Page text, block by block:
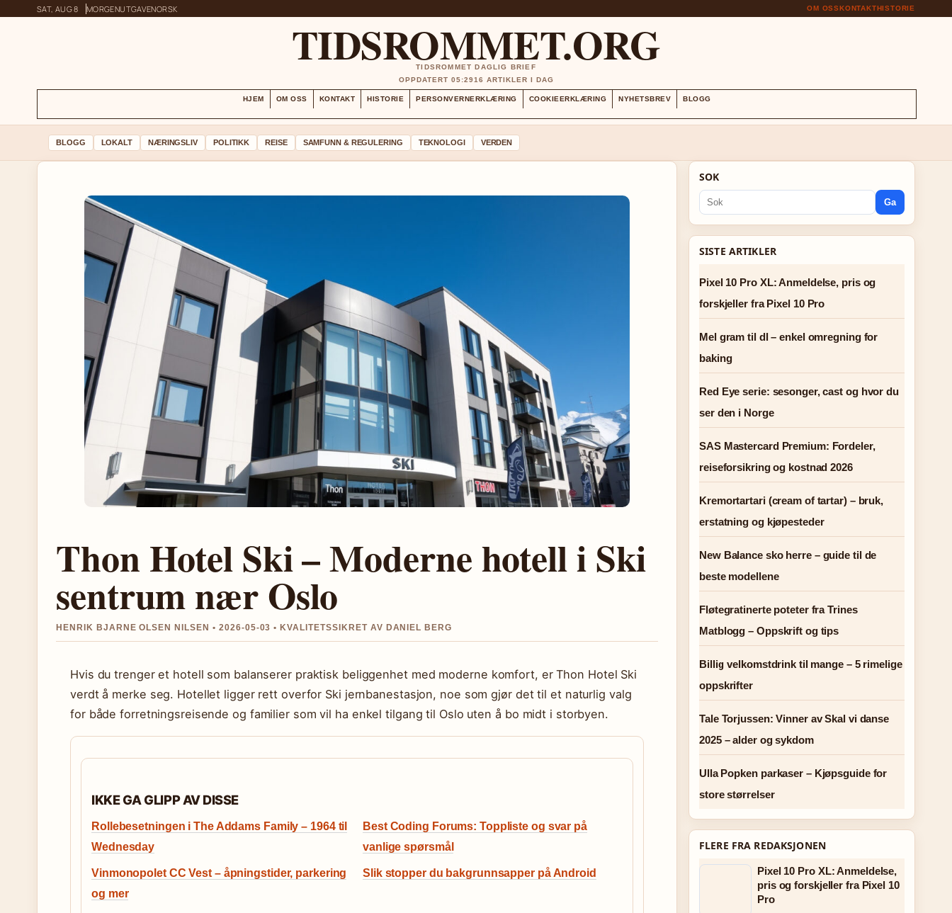
SAT, AUG 8 MORGENUTGAVENORSK OM OSSKONTAKTHISTORIE
TIDSROMMET.ORG
TIDSROMMET DAGLIG BRIEF
OPPDATERT 05:2916 ARTIKLER I DAG
HJEM OM OSS KONTAKT HISTORIE PERSONVERNERKLÆRING COOKIEERKLÆRING NYHETSBREV BLOGG
BLOGG LOKALT NÆRINGSLIV POLITIKK REISE SAMFUNN & REGULERING TEKNOLOGI VERDEN
Thon Hotel Ski – Moderne hotell i Ski
sentrum nær Oslo
HENRIK BJARNE OLSEN NILSEN • 2026-05-03 • KVALITETSSIKRET AV DANIEL BERG
Hvis du trenger et hotell som balanserer praktisk beliggenhet med moderne komfort, er Thon Hotel Ski
verdt å merke seg. Hotellet ligger rett overfor Ski jernbanestasjon, noe som gjør det til et naturlig valg
for både forretningsreisende og familier som vil ha enkel tilgang til Oslo uten å bo midt i storbyen.
IKKE GA GLIPP AV DISSE
Rollebesetningen i The Addams Family – 1964 til
Wednesday
Best Coding Forums: Toppliste og svar på
vanlige spørsmål
Vinmonopolet CC Vest – åpningstider, parkering
og mer
Slik stopper du bakgrunnsapper på Android
SOK
Ga
SISTE ARTIKLER
Pixel 10 Pro XL: Anmeldelse, pris og
forskjeller fra Pixel 10 Pro
Mel gram til dl – enkel omregning for
baking
Red Eye serie: sesonger, cast og hvor du
ser den i Norge
SAS Mastercard Premium: Fordeler,
reiseforsikring og kostnad 2026
Kremortartari (cream of tartar) – bruk,
erstatning og kjøpesteder
New Balance sko herre – guide til de
beste modellene
Fløtegratinerte poteter fra Trines
Matblogg – Oppskrift og tips
Billig velkomstdrink til mange – 5 rimelige
oppskrifter
Tale Torjussen: Vinner av Skal vi danse
2025 – alder og sykdom
Ulla Popken parkaser – Kjøpsguide for
store størrelser
FLERE FRA REDAKSJONEN
Pixel 10 Pro XL: Anmeldelse,
pris og forskjeller fra Pixel 10
Pro